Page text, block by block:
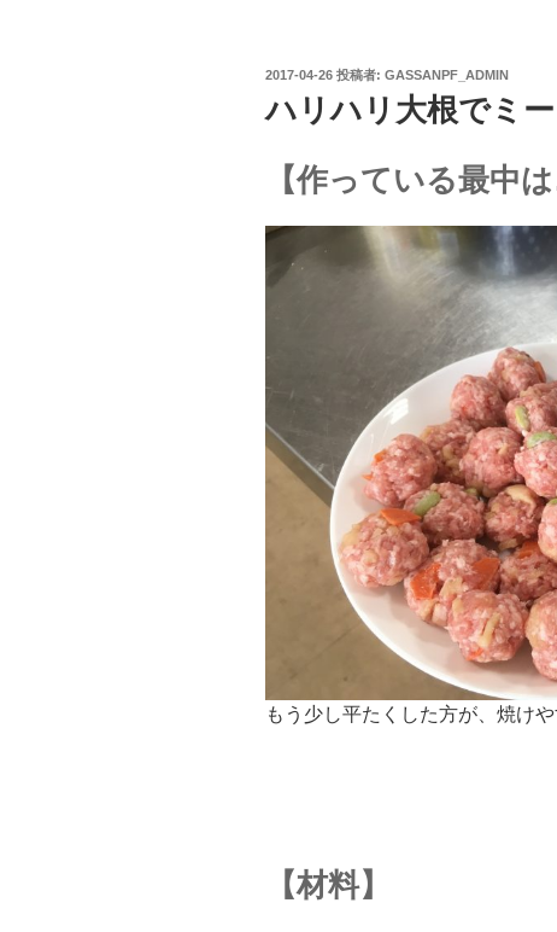
投
日:
2017-04-26 投稿者: GASSANPF_ADMIN
ハリハリ大根でミ
【作っている最中
もう少し平たくした方が、焼け
【材料】